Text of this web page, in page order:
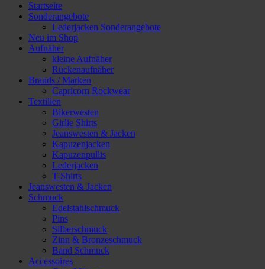
Startseite
Sonderangebote
Lederjacken Sonderangebote
Neu im Shop
Aufnäher
kleine Aufnäher
Rückenaufnäher
Brands / Marken
Capricorn Rockwear
Textilien
Bikerwesten
Girlie Shirts
Jeanswesten & Jacken
Kapuzenjacken
Kapuzenpullis
Lederjacken
T-Shirts
Jeanswesten & Jacken
Schmuck
Edelstahlschmuck
Pins
Silberschmuck
Zinn & Bronzeschmuck
Band Schmuck
Accessoires